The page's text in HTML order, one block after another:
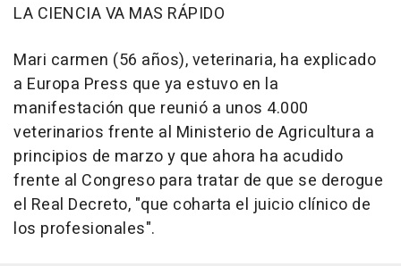
LA CIENCIA VA MAS RÁPIDO
Mari carmen (56 años), veterinaria, ha explicado
a Europa Press que ya estuvo en la
manifestación que reunió a unos 4.000
veterinarios frente al Ministerio de Agricultura a
principios de marzo y que ahora ha acudido
frente al Congreso para tratar de que se derogue
el Real Decreto, "que coharta el juicio clínico de
los profesionales".